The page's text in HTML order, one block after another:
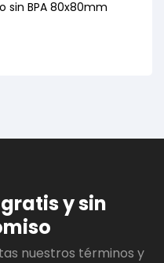
sin BPA 80x80mm
y sin
nuestros términos y